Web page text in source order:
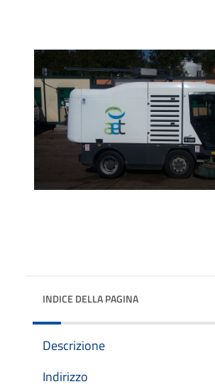
INDICE DELLA PAGINA
Descrizione
Indirizzo